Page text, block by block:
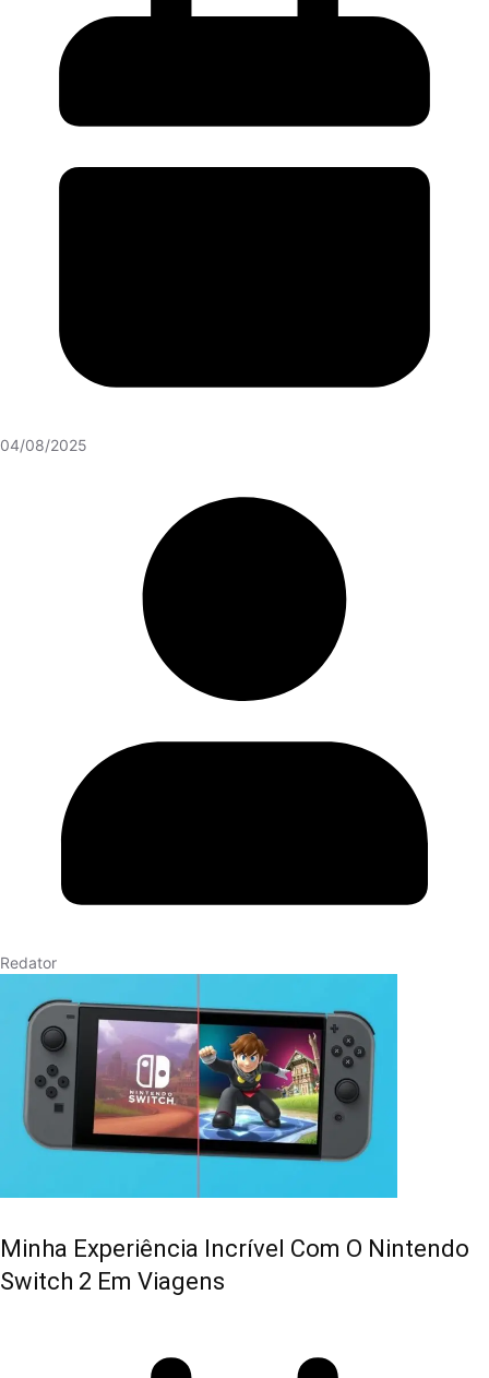
04/08/2025
Redator
Minha Experiência Incrível Com O Nintendo
Switch 2 Em Viagens